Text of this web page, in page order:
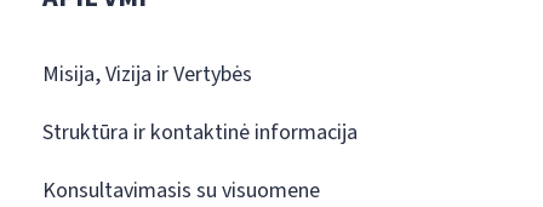
Misija, Vizija ir Vertybės
Struktūra ir kontaktinė informacija
Konsultavimasis su visuomene